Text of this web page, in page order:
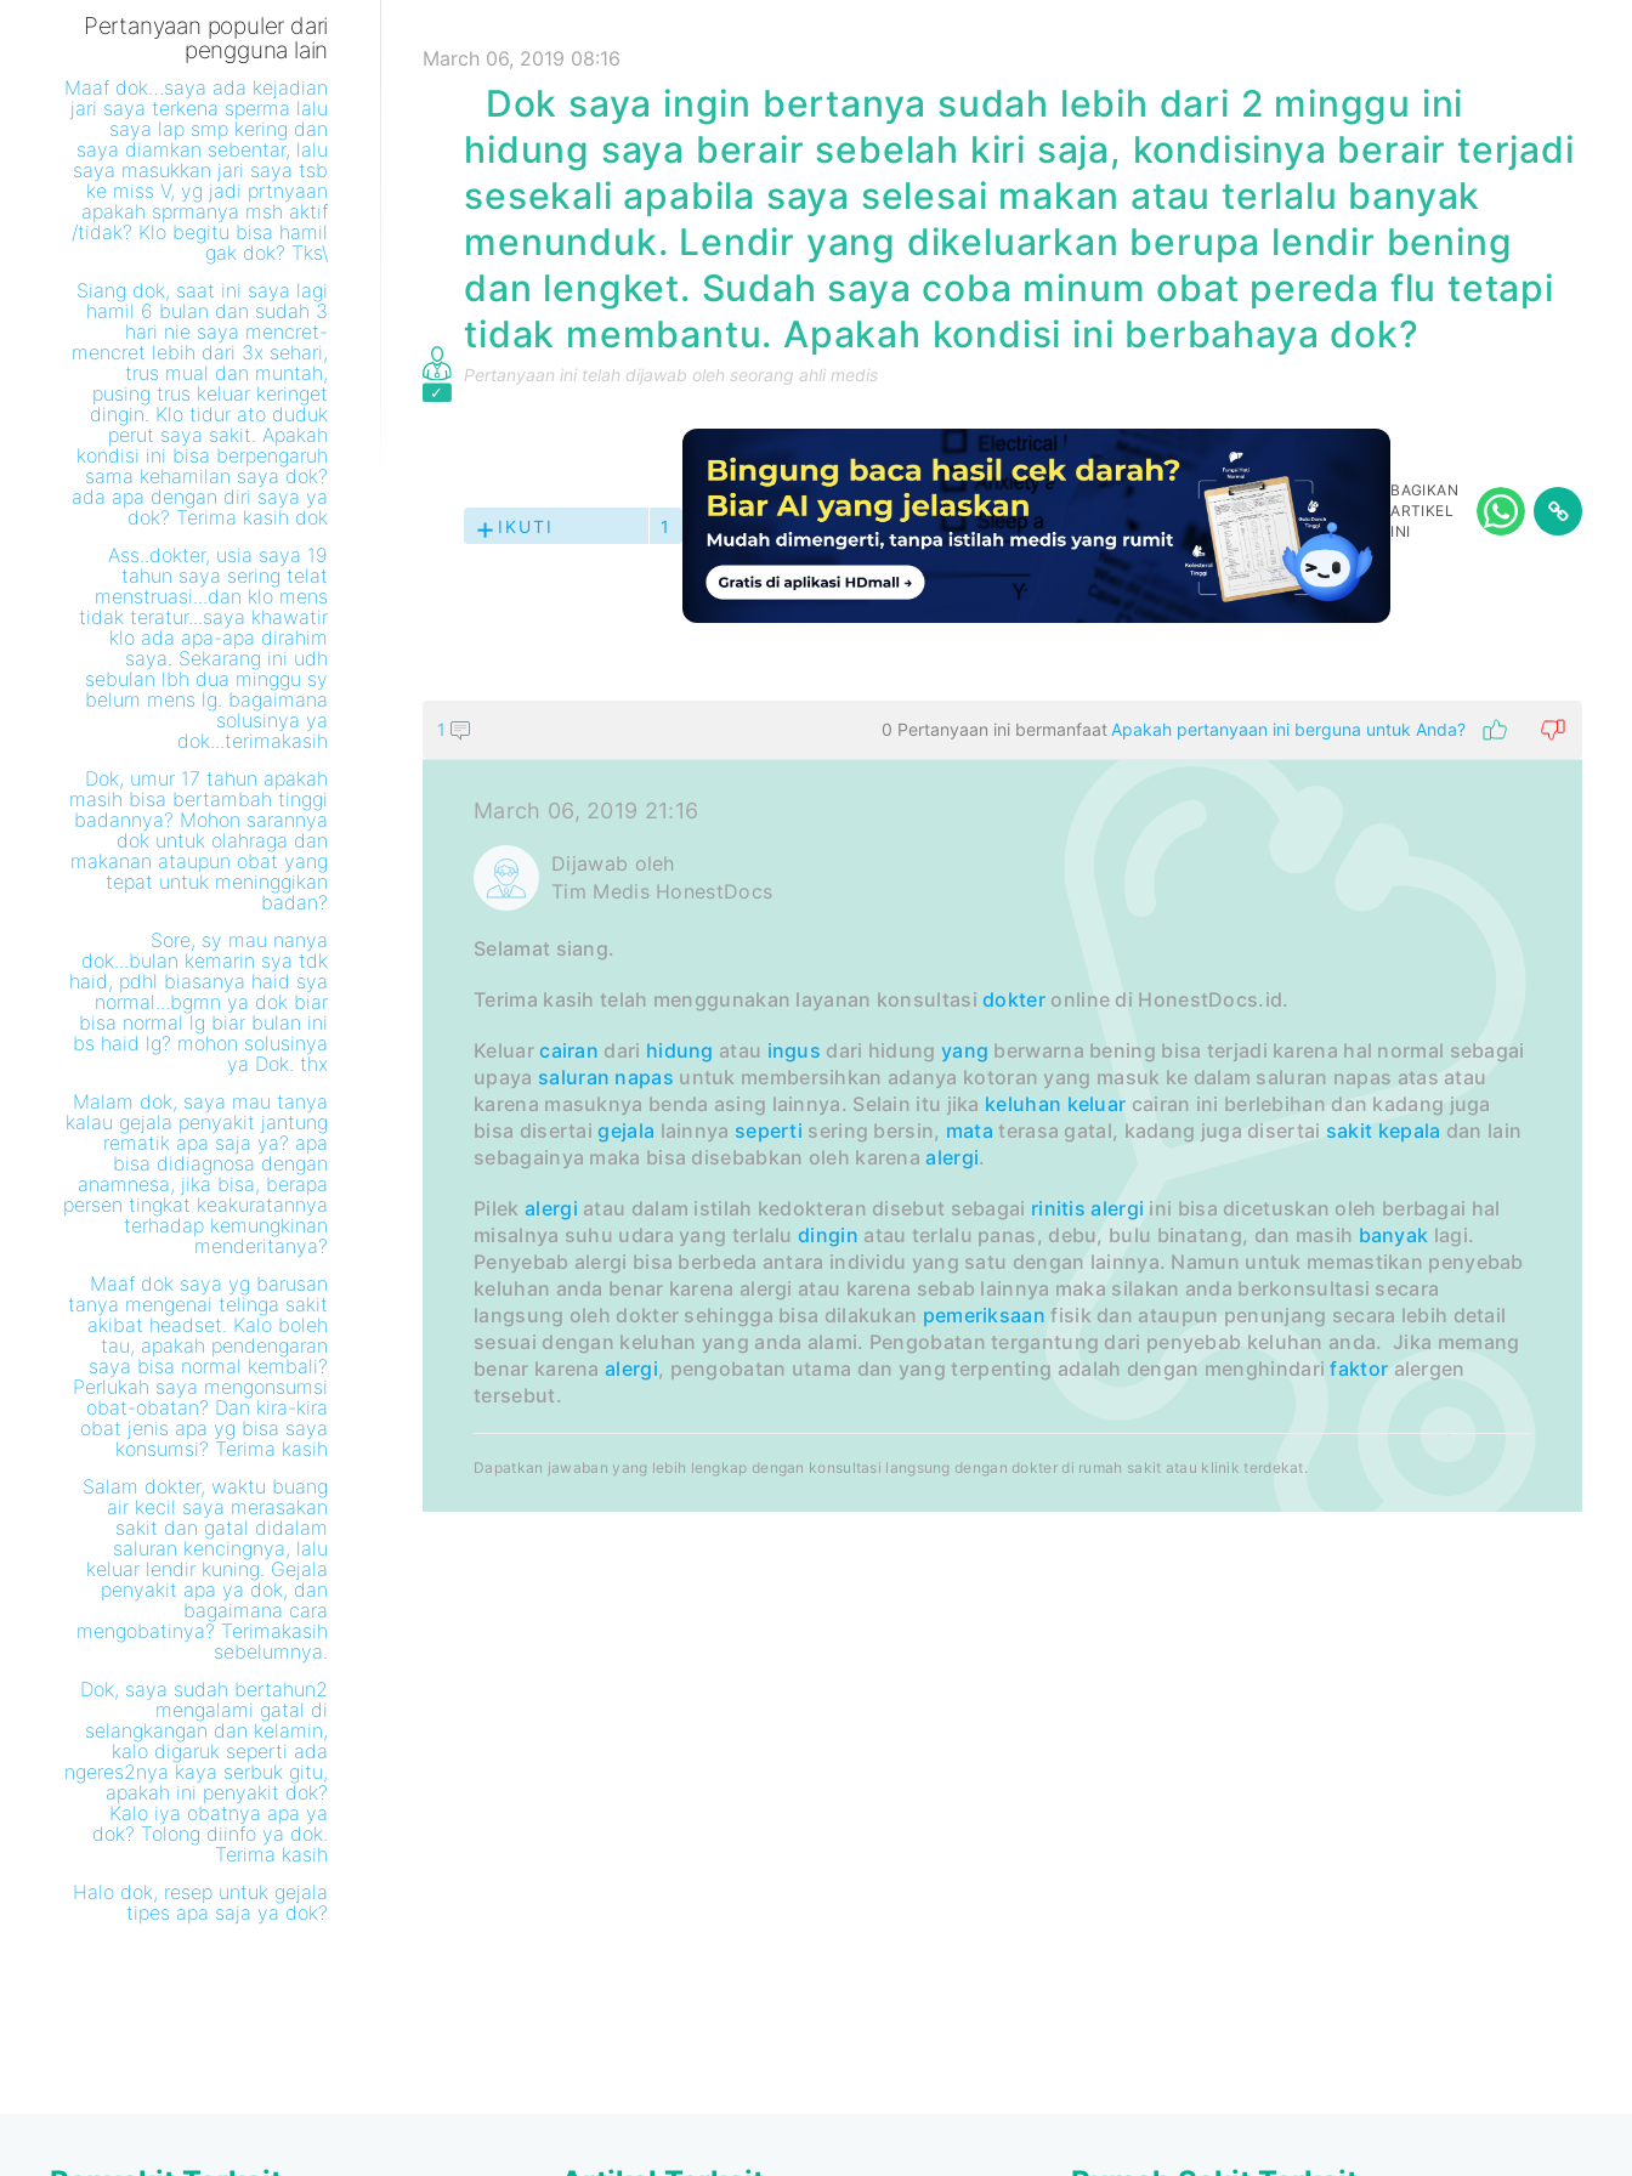
Pertanyaan populer dari
pengguna lain
Maaf dok…saya ada kejadian
jari saya terkena sperma lalu
saya lap smp kering dan
saya diamkan sebentar, lalu
saya masukkan jari saya tsb
ke miss V, yg jadi prtnyaan
apakah sprmanya msh aktif
/tidak? Klo begitu bisa hamil
gak dok? Tks\
Siang dok, saat ini saya lagi
hamil 6 bulan dan sudah 3
hari nie saya mencret-
mencret lebih dari 3x sehari,
trus mual dan muntah,
pusing trus keluar keringet
dingin. Klo tidur ato duduk
perut saya sakit. Apakah
kondisi ini bisa berpengaruh
sama kehamilan saya dok?
ada apa dengan diri saya ya
dok? Terima kasih dok
Ass..dokter, usia saya 19
tahun saya sering telat
menstruasi...dan klo mens
tidak teratur...saya khawatir
klo ada apa-apa dirahim
saya. Sekarang ini udh
sebulan lbh dua minggu sy
belum mens lg. bagaimana
solusinya ya
dok...terimakasih
Dok, umur 17 tahun apakah
masih bisa bertambah tinggi
badannya? Mohon sarannya
dok untuk olahraga dan
makanan ataupun obat yang
tepat untuk meninggikan
badan?
Sore, sy mau nanya
dok...bulan kemarin sya tdk
haid, pdhl biasanya haid sya
normal...bgmn ya dok biar
bisa normal lg biar bulan ini
bs haid lg? mohon solusinya
ya Dok. thx
Malam dok, saya mau tanya
kalau gejala penyakit jantung
rematik apa saja ya? apa
bisa didiagnosa dengan
anamnesa, jika bisa, berapa
persen tingkat keakuratannya
terhadap kemungkinan
menderitanya?
Maaf dok saya yg barusan
tanya mengenai telinga sakit
akibat headset. Kalo boleh
tau, apakah pendengaran
saya bisa normal kembali?
Perlukah saya mengonsumsi
obat-obatan? Dan kira-kira
obat jenis apa yg bisa saya
konsumsi? Terima kasih
Salam dokter, waktu buang
air kecil saya merasakan
sakit dan gatal didalam
saluran kencingnya, lalu
keluar lendir kuning. Gejala
penyakit apa ya dok, dan
bagaimana cara
mengobatinya? Terimakasih
sebelumnya.
Dok, saya sudah bertahun2
mengalami gatal di
selangkangan dan kelamin,
kalo digaruk seperti ada
ngeres2nya kaya serbuk gitu,
apakah ini penyakit dok?
Kalo iya obatnya apa ya
dok? Tolong diinfo ya dok.
Terima kasih
Halo dok, resep untuk gejala
tipes apa saja ya dok?
March 06, 2019 08:16
Dok saya ingin bertanya sudah lebih dari 2 minggu ini
hidung saya berair sebelah kiri saja, kondisinya berair terjadi
sesekali apabila saya selesai makan atau terlalu banyak
menunduk. Lendir yang dikeluarkan berupa lendir bening
dan lengket. Sudah saya coba minum obat pereda flu tetapi
tidak membantu. Apakah kondisi ini berbahaya dok?
Pertanyaan ini telah dijawab oleh seorang ahli medis
IKUTI
PERTANYAAN
1
BAGIKAN
ARTIKEL
INI
1 0 Pertanyaan ini bermanfaat Apakah pertanyaan ini berguna untuk Anda?
March 06, 2019 21:16
Dijawab oleh
Tim Medis HonestDocs
Selamat siang.
Terima kasih telah menggunakan layanan konsultasidokter online di HonestDocs.id.
Keluarcairan dari hidung atau ingus dari hidung yang berwarna bening bisa terjadi karena hal normal sebagai
upaya saluran napas untuk membersihkan adanya kotoran yang masuk ke dalam saluran napas atas atau
karena masuknya benda asing lainnya. Selain itu jika keluhan keluar cairan ini berlebihan dan kadang juga
bisa disertaigejala lainnya seperti sering bersin, mata terasa gatal, kadang juga disertai sakit kepala dan lain
sebagainya maka bisa disebabkan oleh karenaalergi.
Pilek alergi atau dalam istilah kedokteran disebut sebagai rinitis alergi ini bisa dicetuskan oleh berbagai hal
misalnya suhu udara yang terlaludingin atau terlalu panas, debu, bulu binatang, dan masih banyak lagi.
Penyebab alergi bisa berbeda antara individu yang satu dengan lainnya. Namun untuk memastikan penyebab
keluhan anda benar karena alergi atau karena sebab lainnya maka silakan anda berkonsultasi secara
langsung oleh dokter sehingga bisa dilakukan pemeriksaan fisik dan ataupun penunjang secara lebih detail
sesuai dengan keluhan yang anda alami. Pengobatan tergantung dari penyebab keluhan anda. Jika memang
benar karenaalergi, pengobatan utama dan yang terpenting adalah dengan menghindarifaktor alergen
tersebut.
Dapatkan jawaban yang lebih lengkap dengan konsultasi langsung dengan dokter di rumah sakit atau klinik terdekat.